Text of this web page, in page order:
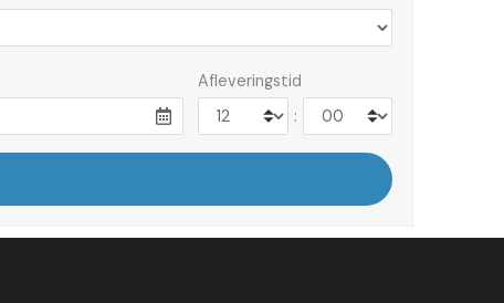
Afleveringstid
: